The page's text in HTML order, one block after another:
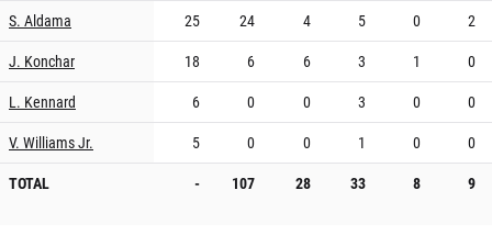
S. Aldama
25 24 4 5 0
2
J. Konchar
18 6 6 3 1
0
L. Kennard
6 0 0 3 0
0
V. Williams Jr.
5 0 0 1 0
0
TOTAL
- 107 28 33 8 9